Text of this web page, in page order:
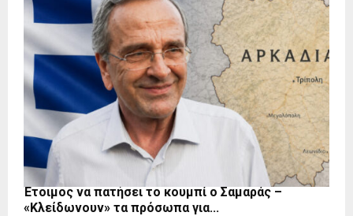
Έτοιμος να πατήσει το κουμπί ο Σαμαράς –
«Κλείδωνουν» τα πρόσωπα για...